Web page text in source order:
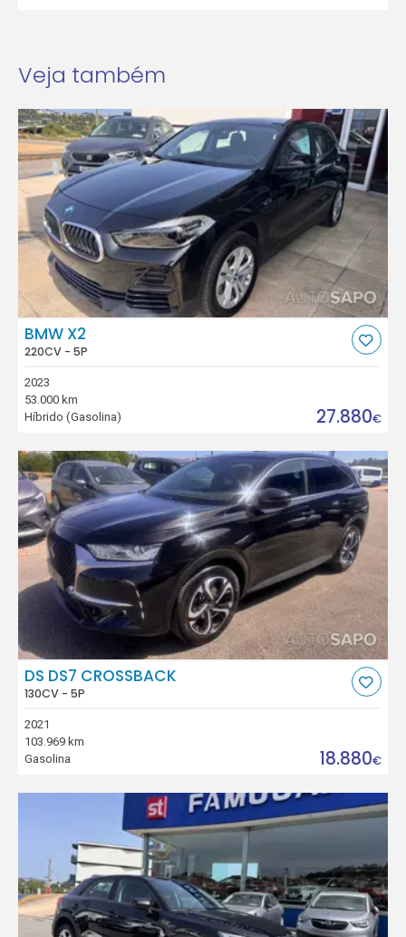
Veja também
BMW X2
220CV - 5P
2023
53.000 km
Híbrido (Gasolina)
27.880€
DS DS7 CROSSBACK
130CV - 5P
2021
103.969 km
Gasolina
18.880€